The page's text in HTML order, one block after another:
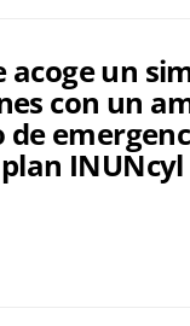
acoge un
con un
INUNcyl